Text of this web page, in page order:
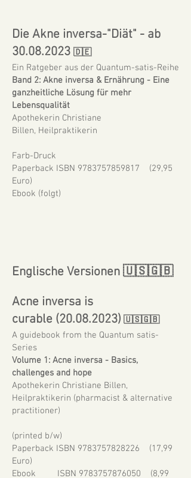
Die Akne inversa-"Diät" - ab
30.08.2023 🇩🇪
Ein Ratgeber aus der Quantum-satis-Reihe
Band 2: Akne inversa & Ernährung - Eine
ganzheitliche Lösung für mehr
Lebensqualität
Apothekerin Christiane
Billen, Heilpraktikerin
Farb-Druck
Paperback ISBN 9783757859817 (29,95
Euro)
Ebook (folgt)
Englische Versionen 🇺🇸🇬🇧
Acne inversa is
curable (20.08.2023) 🇺🇸🇬🇧
A guidebook from the Quantum satis-
Series
Volume 1: Acne inversa - Basics,
challenges and hope
Apothekerin Christiane Billen,
Heilpraktikerin (pharmacist & alternative
practitioner)
(printed b/w)
Paperback ISBN 9783757828226 (17,99
Euro)
Ebook ISBN 9783757876050 (8,99